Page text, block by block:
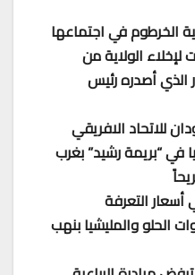
الخرطوم في اجتماعها
لإخلاء الولاية من
الذي أصدره رئيس
للاتحاد الافريقي
في “بريمة رشيد” بغرب
أسعار التعرفة
الحلو والمليشيا بنهب